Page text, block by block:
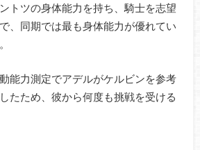
トツの身体能力を持ち、騎士を志望
、同期では最も身体能力が優れてい
能力測定でアデルがケルビンを参考
たため、彼から何度も挑戦を受ける